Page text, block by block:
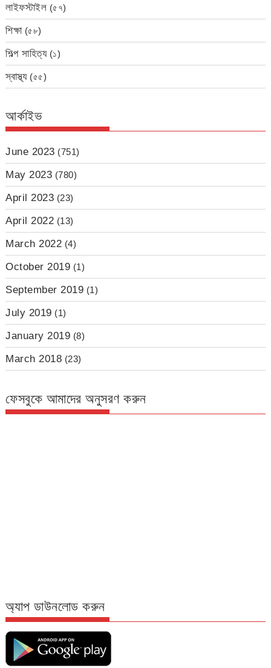
লাইফস্টাইল (৫৭)
শিক্ষা(৫৮)
শিল্প সাহিত্য(১)
স্বাস্থ্য(৫৫)
আর্কাইভ
June 2023 (751)
May 2023 (780)
April 2023 (23)
April 2022 (13)
March 2022 (4)
October 2019 (1)
September 2019 (1)
July 2019 (1)
January 2019 (8)
March 2018 (23)
ফেসবুকে আমাদের অনুসরণ করুন
অ্যাপ ডাউনলোড করুন